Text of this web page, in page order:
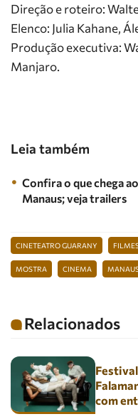
Direção e roteiro:
Elenco: Julia Kahane,
Produção executiva:
Manjaro.
Leia também
Confira o que chega
Manaus; veja trailers
CINETEATRO GUARANY
MOSTRA CINEMA
Relacionados
com